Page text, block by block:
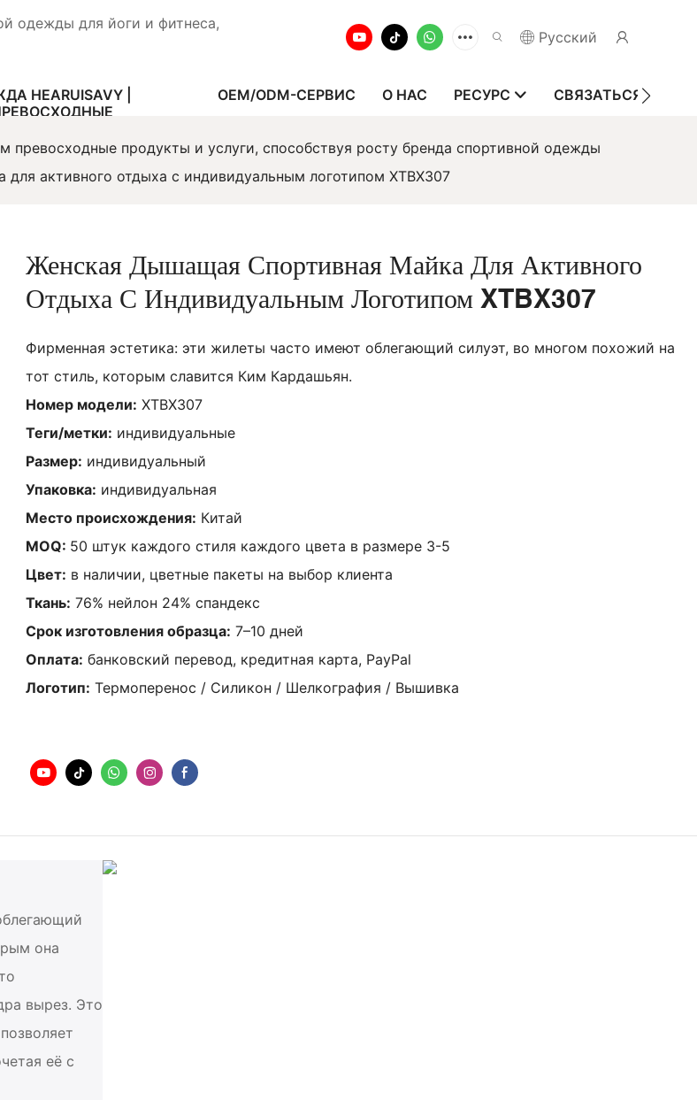
одежды для йоги и фитнеса,
Pусский
HEARUISAVY |
ОДЕЖДЫ
OEM/ODM-СЕРВИС О НАС РЕСУРС СВЯЗАТЬСЯ С
превосходные продукты и услуги, способствуя росту бренда спортивной одежды
активного отдыха с индивидуальным логотипом XTBX307
Женская Дышащая Спортивная Майка Для Активного
Отдыха С Индивидуальным Логотипом XTBX307
Фирменная эстетика: эти жилеты часто имеют облегающий силуэт, во многом похожий на
тот стиль, которым славится Ким Кардашьян.
Номер модели: XTBX307
Теги/метки: индивидуальные
Размер: индивидуальный
Упаковка: индивидуальная
Место происхождения: Китай
MOQ: 50 штук каждого стиля каждого цвета в размере 3-5
Цвет: в наличии, цветные пакеты на выбор клиента
Ткань: 76% нейлон 24% спандекс
Срок изготовления образца: 7–10 дней
Оплата: банковский перевод, кредитная карта, PayPal
Логотип: Термоперенос / Силикон / Шелкография / Вышивка
она
вырез. Это
её с